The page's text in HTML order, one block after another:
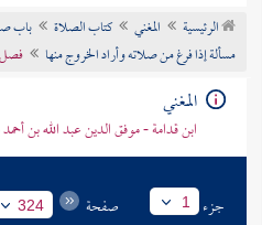
تراجم الأعلام
الرئيسية المغني كتاب الصلاة
باب
مسألة إذا فرغ من صلاته وأراد الخروج منها
فصل
المغني
ابن قدامة - موفق الدين عبد الله بن
جزء 1 صفحة 324